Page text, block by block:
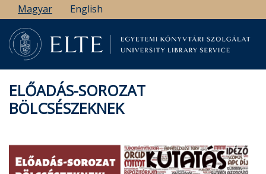
Ugrás
a
tartalomra
Magyar English
ELŐADÁS-SOROZAT
BÖLCSÉSZEKNEK